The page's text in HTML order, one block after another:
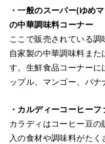
・一般のスーパー(ゆめ
の中華調味料コーナー
ここで販売されている
自家製の中華調味料ま
す。生鮮食品コーナー
ップル、マンゴー、バナ
・カルディーコーヒー
カラディはコーヒー豆
入の食材や調味料がた